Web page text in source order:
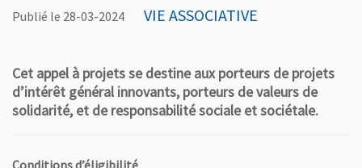
Publié le 28-03-2024 VIE ASSOCIATIVE
Cet appel à projets se destine aux porteurs de projets
d’intérêt général innovants, porteurs de valeurs de
solidarité, et de responsabilité sociale et sociétale.